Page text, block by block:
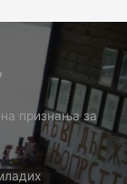
признања за